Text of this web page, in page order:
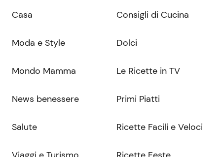
Casa
Moda e Style
Mondo Mamma
News benessere
Salute
Consigli di Cucina
Dolci
Le Ricette in TV
Primi Piatti
Ricette Facili e Veloci